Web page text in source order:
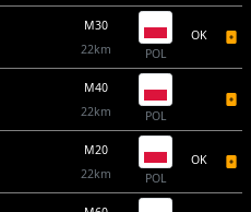
M30
22km
POL
OK
M40
22km
POL
M20
22km
POL
OK